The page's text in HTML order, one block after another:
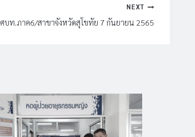
NEXT
ศบท.ภาค6/สาขาจังหวัดสุโขทัย 7 กันยายน 2565